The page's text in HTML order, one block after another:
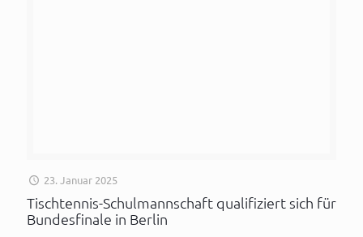
23. Januar 2025
Tischtennis-Schulmannschaft qualifiziert sich für
Bundesfinale in Berlin